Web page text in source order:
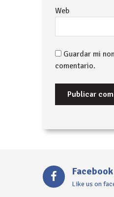
Web
Guardar mi
comentario.
Facebook
Like us on